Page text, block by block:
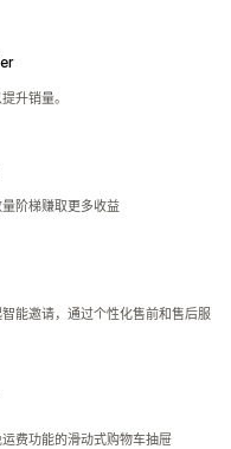
升销量。
阶梯赚取更多收益
能邀请，通过个性化售前和售后服
费功能的滑动式购物车抽屉